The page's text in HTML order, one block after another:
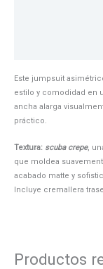
Este jumpsuit
estilo y comodidad en
ancha alarga
práctico.
Textura: scuba crepe,
que moldea
acabado matte y
Incluye cremallera
Productos